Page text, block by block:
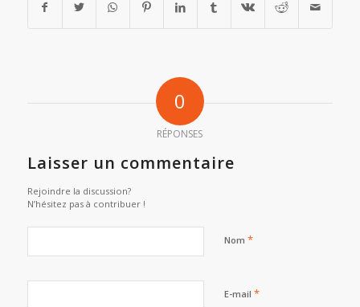
0
RÉPONSES
Laisser un commentaire
Rejoindre la discussion?
N’hésitez pas à contribuer !
Nom *
E-mail *